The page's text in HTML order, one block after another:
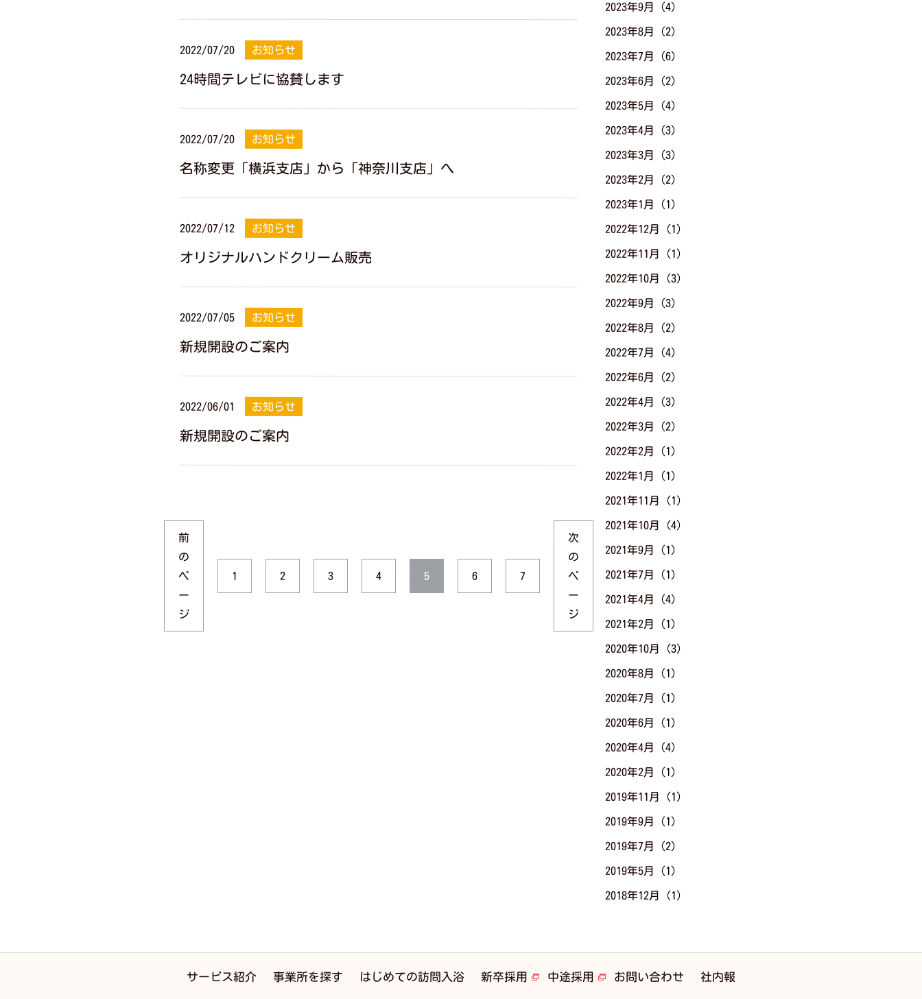
2022/07/20 お知らせ
24時間テレビに協賛します
2022/07/20 お知らせ
名称変更「横浜支店」から「神奈川支店」へ
2022/07/12 お知らせ
オリジナルハンドクリーム販売
2022/07/05 お知らせ
新規開設のご案内
2022/06/01 お知らせ
新規開設のご案内
前
の
ペ
ー
ジ
1 2 3 4 5 6 7
次
の
ペ
ー
ジ
2023年9月 (4)
2023年8月 (2)
2023年7月 (6)
2023年6月 (2)
2023年5月 (4)
2023年4月 (3)
2023年3月 (3)
2023年2月 (2)
2023年1月 (1)
2022年12月 (1)
2022年11月 (1)
2022年10月 (3)
2022年9月 (3)
2022年8月 (2)
2022年7月 (4)
2022年6月 (2)
2022年4月 (3)
2022年3月 (2)
2022年2月 (1)
2022年1月 (1)
2021年11月 (1)
2021年10月 (4)
2021年9月 (1)
2021年7月 (1)
2021年4月 (4)
2021年2月 (1)
2020年10月 (3)
2020年8月 (1)
2020年7月 (1)
2020年6月 (1)
2020年4月 (4)
2020年2月 (1)
2019年11月 (1)
2019年9月 (1)
2019年7月 (2)
2019年5月 (1)
2018年12月 (1)
サービス紹介 事業所を探す はじめての訪問入浴 新卒採用 中途採用 お問い合わせ 社内報